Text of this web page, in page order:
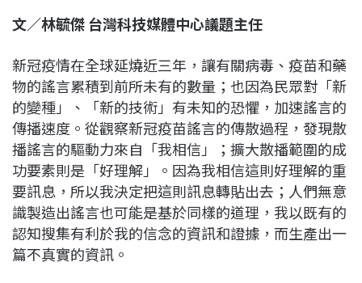
c
b
o
o
k
n
r
a
d
s
n
e
d
I
n
p
L
i
n
k
文／林毓傑 台灣科技媒體中心議題主任
新冠疫情在全球延燒近三年，讓有關病毒、疫苗和藥
物的謠言累積到前所未有的數量；也因為民眾對「新
的變種」、「新的技術」有未知的恐懼，加速謠言的
傳播速度。從觀察新冠疫苗謠言的傳散過程，發現散
播謠言的驅動力來自「我相信」；擴大散播範圍的成
功要素則是「好理解」。因為我相信這則好理解的重
要訊息，所以我決定把這則訊息轉貼出去；人們無意
識製造出謠言也可能是基於同樣的道理，我以既有的
認知搜集有利於我的信念的資訊和證據，而生產出一
篇不真實的資訊。